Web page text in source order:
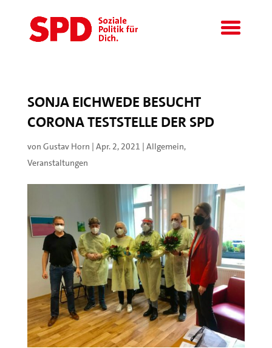
SONJA EICHWEDE BESUCHT
CORONA TESTSTELLE DER SPD
von Gustav Horn | Apr. 2, 2021 | Allgemein,
Veranstaltungen